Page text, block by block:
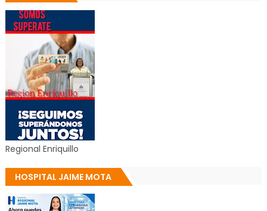
Regional Enriquillo
HOSPITAL JAIME MOTA